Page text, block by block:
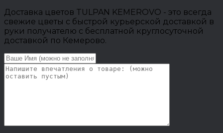
Доставка цветов TULPAN KEMEROVO - это всегда
свежие цветы с быстрой курьерской доставкой в
руки получателю с бесплатной круглосуточной
доставкой по Кемерово.